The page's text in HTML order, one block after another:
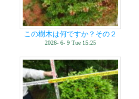
この樹木は何ですか？その２
2026- 6- 9 Tue 15:25